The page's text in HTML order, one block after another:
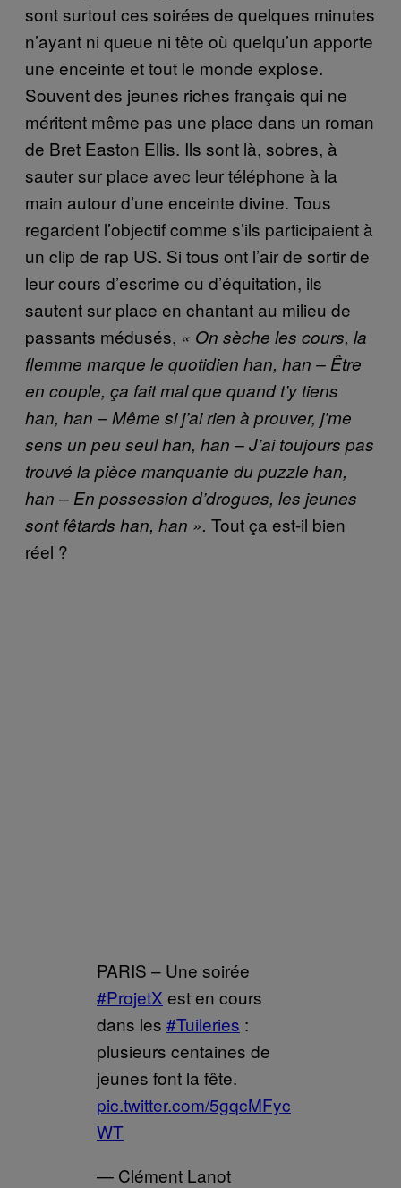
sont surtout ces soirées de quelques minutes
n’ayant ni queue ni tête où quelqu’un apporte
une enceinte et tout le monde explose.
Souvent des jeunes riches français qui ne
méritent même pas une place dans un roman
de Bret Easton Ellis. Ils sont là, sobres, à
sauter sur place avec leur téléphone à la
main autour d’une enceinte divine. Tous
regardent l’objectif comme s’ils participaient à
un clip de rap US. Si tous ont l’air de sortir de
leur cours d’escrime ou d’équitation, ils
sautent sur place en chantant au milieu de
passants médusés, « On sèche les cours, la
flemme marque le quotidien han, han – Être
en couple, ça fait mal que quand t’y tiens
han, han – Même si j’ai rien à prouver, j’me
sens un peu seul han, han – J’ai toujours pas
trouvé la pièce manquante du puzzle han,
han – En possession d’drogues, les jeunes
sont fêtards han, han ». Tout ça est-il bien
réel ?
PARIS – Une soirée
#ProjetX est en cours
dans les #Tuileries :
plusieurs centaines de
jeunes font la fête.
pic.twitter.com/5gqcMFyc
WT
— Clément Lanot